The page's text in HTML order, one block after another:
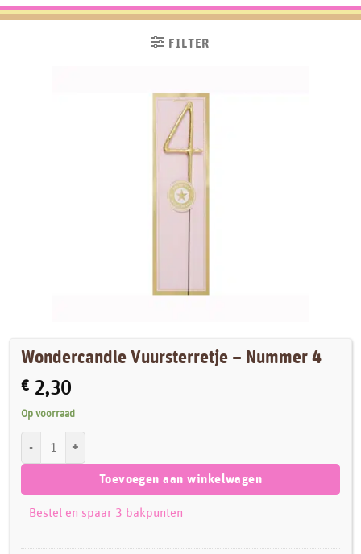
FILTER
Wondercandle Vuursterretje – Nummer 4
€ 2,30
Op voorraad
Toevoegen aan winkelwagen
Bestel en spaar 3 bakpunten